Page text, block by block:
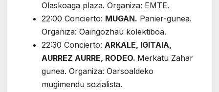
Olaskoaga plaza. Organiza: EMTE.
22:00 Concierto: MUGAN. Panier-gunea.
Organiza: Oaingozhau kolektiboa.
22:30 Concierto: ARKALE, IGITAIA,
AURREZ AURRE, RODEO. Merkatu Zahar
gunea. Organiza: Oarsoaldeko
mugimendu sozialista.